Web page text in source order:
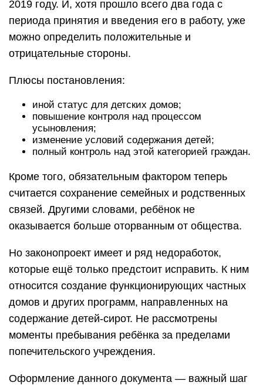
2019 году. И, хотя прошло всего два года с
периода принятия и введения его в работу, уже
можно определить положительные и
отрицательные стороны.
Плюсы постановления:
иной статус для детских домов;
повышение контроля над процессом
усыновления;
изменение условий содержания детей;
полный контроль над этой категорией граждан.
Кроме того, обязательным фактором теперь
считается сохранение семейных и родственных
связей. Другими словами, ребёнок не
оказывается больше оторванным от общества.
Но законопроект имеет и ряд недоработок,
которые ещё только предстоит исправить. К ним
относится создание функционирующих частных
домов и других программ, направленных на
содержание детей-сирот. Не рассмотрены
моменты пребывания ребёнка за пределами
попечительского учреждения.
Оформление данного документа — важный шаг